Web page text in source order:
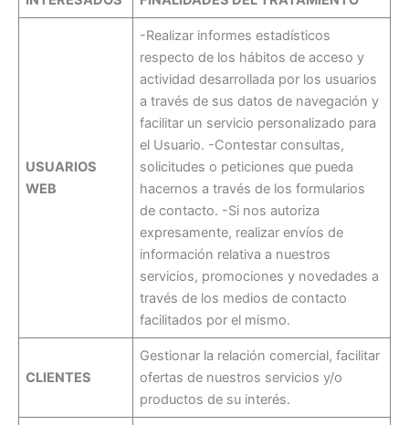
USUARIOS
WEB
-Realizar informes estadísticos
respecto de los hábitos de acceso y
actividad desarrollada por los usuarios
a través de sus datos de navegación y
facilitar un servicio personalizado para
el Usuario. -Contestar consultas,
solicitudes o peticiones que pueda
hacernos a través de los formularios
de contacto. -Si nos autoriza
expresamente, realizar envíos de
información relativa a nuestros
servicios, promociones y novedades a
través de los medios de contacto
facilitados por el mismo.
CLIENTES
Gestionar la relación comercial, facilitar
ofertas de nuestros servicios y/o
productos de su interés.